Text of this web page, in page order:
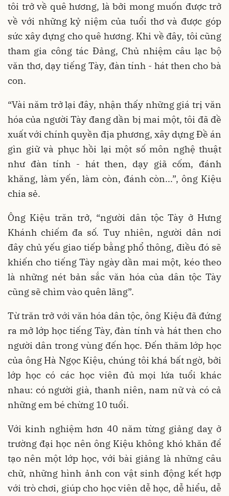
tôi trở về quê hương, là bởi mong muốn được trở
về với những kỷ niệm của tuổi thơ và được góp
sức xây dựng cho quê hương. Khi về đây, tôi cũng
tham gia công tác Đảng, Chủ nhiệm câu lạc bộ
văn thơ, dạy tiếng Tày, đàn tính - hát then cho bà
con.
“Vài năm trở lại đây, nhận thấy những giá trị văn
hóa của người Tày đang dần bị mai một, tôi đã đề
xuất với chính quyền địa phương, xây dựng Đề án
gìn giữ và phục hồi lại một số môn nghệ thuật
như đàn tính - hát then, dạy giã cốm, đánh
khăng, làm yến, làm còn, đánh còn...”, ông Kiệu
chia sẻ.
Ông Kiệu trăn trở, “người dân tộc Tày ở Hưng
Khánh chiếm đa số. Tuy nhiên, người dân nơi
đây chủ yếu giao tiếp bằng phổ thông, điều đó sẽ
khiến cho tiếng Tày ngày dần mai một, kéo theo
là những nét bản sắc văn hóa của dân tộc Tày
cũng sẽ chìm vào quên lãng”.
Từ trăn trở với văn hóa dân tộc, ông Kiệu đã đứng
ra mở lớp học tiếng Tày, đàn tính và hát then cho
người dân trong vùng đến học. Đến thăm lớp học
của ông Hà Ngọc Kiệu, chúng tôi khá bất ngờ, bởi
lớp học có các học viên đủ mọi lứa tuổi khác
nhau: có người già, thanh niên, nam nữ và có cả
những em bé chừng 10 tuổi.
Với kinh nghiệm hơn 40 năm từng giảng daỵ ở
trường đại học nên ông Kiệu không khó khăn để
tạo nên một lớp học, với bài giảng là những câu
chữ, những hình ảnh con vật sinh động kết hợp
với trò chơi, giúp cho học viên dễ học, dễ hiểu, dễ